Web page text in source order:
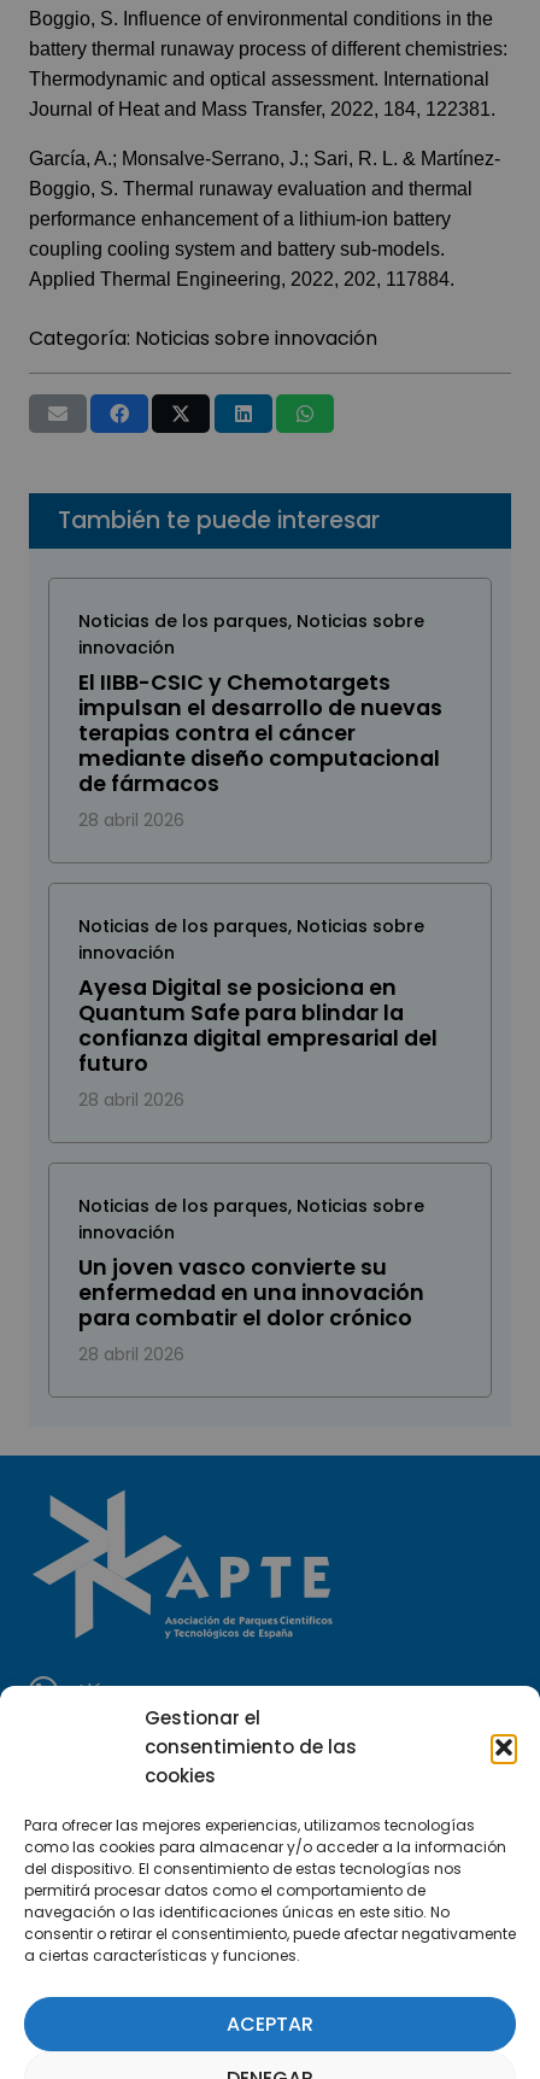
Gestionar el
consentimiento de las
cookies
Para ofrecer las mejores experiencias, utilizamos tecnologías
como las cookies para almacenar y/o acceder a la información
del dispositivo. El consentimiento de estas tecnologías nos
permitirá procesar datos como el comportamiento de
navegación o las identificaciones únicas en este sitio. No
consentir o retirar el consentimiento, puede afectar negativamente
a ciertas características y funciones.
ACEPTAR
Boggio, S. Influence of environmental conditions in the
battery thermal runaway process of different chemistries:
Thermodynamic and optical assessment. International
Journal of Heat and Mass Transfer, 2022, 184, 122381.
García, A.; Monsalve-Serrano, J.; Sari, R. L. & Martínez-
Boggio, S. Thermal runaway evaluation and thermal
performance enhancement of a lithium-ion battery
coupling cooling system and battery sub-models.
Applied Thermal Engineering, 2022, 202, 117884.
Categoría: Noticias sobre innovación
También te puede interesar
Noticias de los parques, Noticias sobre
innovación
El IIBB-CSIC y Chemotargets
impulsan el desarrollo de nuevas
terapias contra el cáncer
mediante diseño computacional
de fármacos
28 abril 2026
Noticias de los parques, Noticias sobre
innovación
Ayesa Digital se posiciona en
Quantum Safe para blindar la
confianza digital empresarial del
futuro
28 abril 2026
Noticias de los parques, Noticias sobre
innovación
Un joven vasco convierte su
enfermedad en una innovación
para combatir el dolor crónico
28 abril 2026
Llámanos
(+34) 951 23 13 06
Escríbenos
info@apte.org
Encuéntranos
C/Marie Curie, 35
29590 Campanillas, Málaga